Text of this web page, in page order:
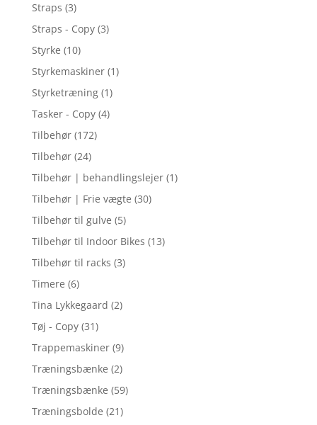
Straps (3)
Straps - Copy (3)
Styrke (10)
Styrkemaskiner (1)
Styrketræning (1)
Tasker - Copy (4)
Tilbehør (172)
Tilbehør (24)
Tilbehør | behandlingslejer (1)
Tilbehør | Frie vægte (30)
Tilbehør til gulve (5)
Tilbehør til Indoor Bikes (13)
Tilbehør til racks (3)
Timere (6)
Tina Lykkegaard (2)
Tøj - Copy (31)
Trappemaskiner (9)
Træningsbænke (2)
Træningsbænke (59)
Træningsbolde (21)